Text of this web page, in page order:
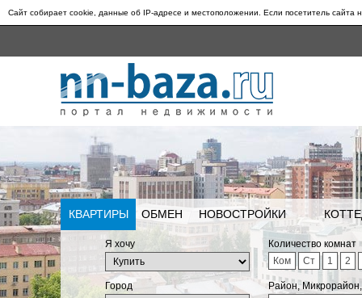
Сайт собирает cookie, данные об IP-адресе и местоположении. Если посетитель сайта
КВАРТИРЫ ОБМЕН НОВОСТРОЙКИ
Я хочу
Количество комнат
Ком
Ст 1 2
Город
Район,